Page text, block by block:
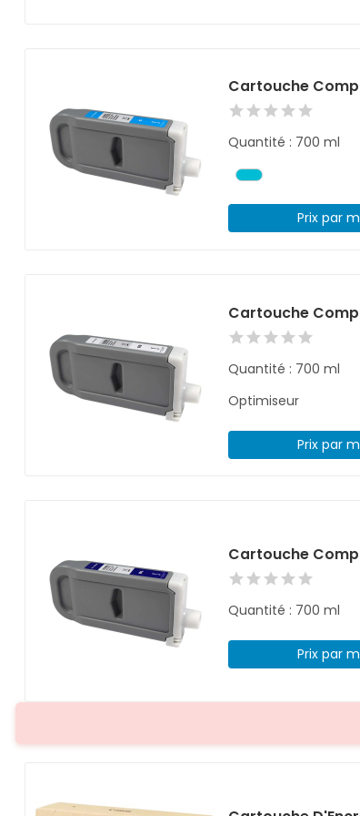
Cartouche
Quantité : 700 ml
Prix par
Cartouche
Quantité : 700 ml
Optimiseur
Prix par
Cartouche
Quantité : 700 ml
Prix par